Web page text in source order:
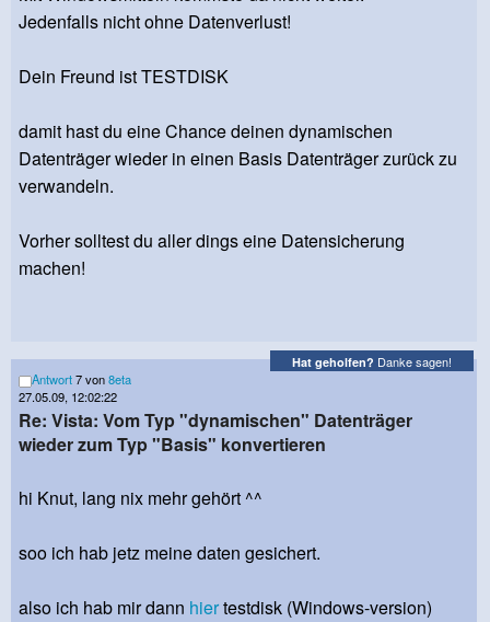
Jedenfalls nicht ohne Datenverlust!
Dein Freund ist TESTDISK
damit hast du eine Chance deinen dynamischen
Datenträger wieder in einen Basis Datenträger zurück zu
verwandeln.
Vorher solltest du aller dings eine Datensicherung
machen!
Hat geholfen? Danke sagen!
Antwort7 von8eta
27.05.09, 12:02:22
Re: Vista: Vom Typ "dynamischen" Datenträger
wieder zum Typ "Basis" konvertieren
hi Knut, lang nix mehr gehört ^^
soo ich hab jetz meine daten gesichert.
also ich hab mir dann hiertestdisk (Windows-version)